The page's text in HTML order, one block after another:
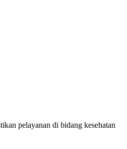
pelayanan di bidang kesehatan